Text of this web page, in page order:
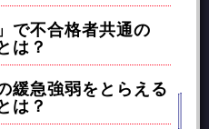
で不合格者共通の
は？
緩急強弱をとらえる
は？